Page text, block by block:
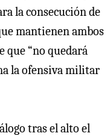
la consecución de
mantienen ambos
que “no quedará
la ofensiva militar
tras el alto el